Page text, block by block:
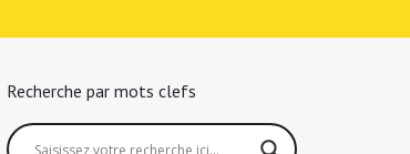
Recherche par mots clefs